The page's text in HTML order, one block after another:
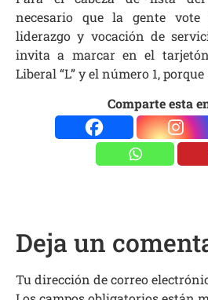
necesario que la gente vote
liderazgo y vocación de
invita a marcar en el
Liberal “L” y el número 1,
Comparte esta
Deja un
Tu dirección de correo